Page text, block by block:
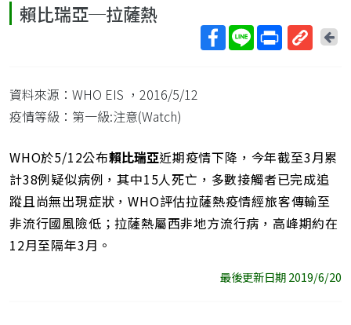
賴比瑞亞─拉薩熱
回
資料來源：WHO EIS ，2016/5/12
疫情等級：第一級:注意(Watch)
WHO於5/12公布賴比瑞亞近期疫情下降，今年截至3月累
計38例疑似病例，其中15人死亡，多數接觸者已完成追
蹤且尚無出現症狀，WHO評估拉薩熱疫情經旅客傳輸至
非流行國風險低；拉薩熱屬西非地方流行病，高峰期約在
12月至隔年3月。
最後更新日期 2019/6/20